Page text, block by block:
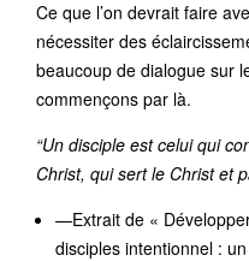
Ce que l’on devrait faire
nécessiter des
beaucoup de dialogue sur
commençons par là.
“Un disciple est celui qui
Christ, qui sert le Christ et
—Extrait de «
disciples intentionnel :